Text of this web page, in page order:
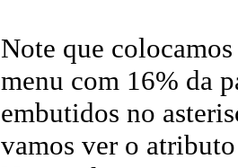
Note que
menu com 16% da
embutidos no
vamos ver o